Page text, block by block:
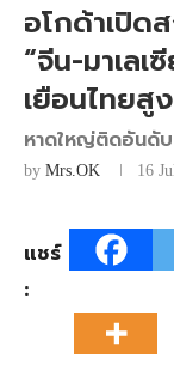
อโกด้าเปิด
“จีน-มาเลเ
เยือนไทยสู
หาดใหญ่ติดอันดับ
by Mrs.OK 16
แชร์
: